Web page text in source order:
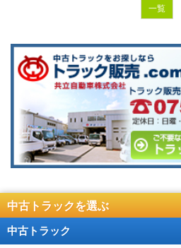
一覧
中古トラックを選ぶ
中古トラック